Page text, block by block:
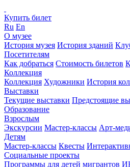
Купить билет
Ru En
О музее
История музея История зданий
Посетителям
Как добраться Стоимость билетов
Коллекция
Коллекция Художники История
Выставки
Текущие выставки Предстоящие
Образование
Взрослым
Экскурсии Мастер-классы Арт-
Детям
Мастер-классы Квесты
Социальные проекты
Программы для детей мигрантов